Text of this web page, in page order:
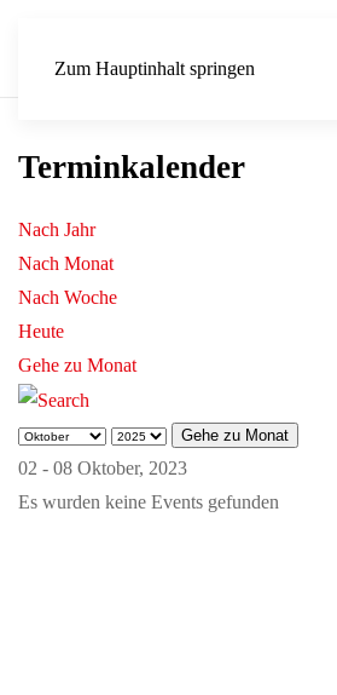
Zum Hauptinhalt springen
Terminkalender
Nach Jahr
Nach Monat
Nach Woche
Heute
Gehe zu Monat
Gehe zu Monat
02 - 08 Oktober, 2023
Es wurden keine Events gefunden